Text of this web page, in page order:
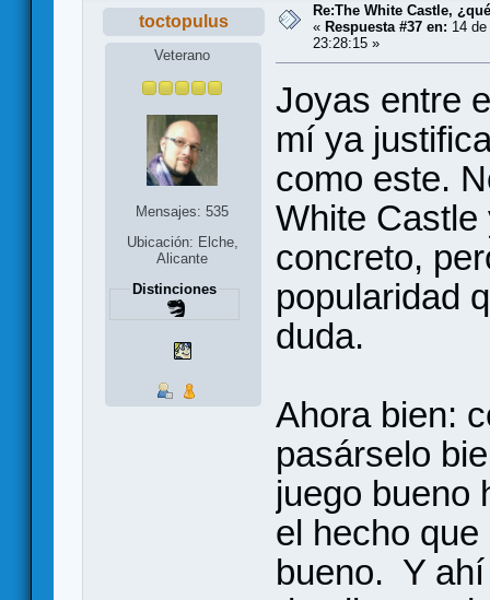
toctopulus
Veterano
Mensajes: 535
Ubicación: Elche,
Alicante
Distinciones
Re:The White Castle,
« Respuesta #37 en: 14
23:28:15 »
Joyas entre
mí ya
como este.
White Castle
concreto,
popularidad
duda.
Ahora bien:
pasárselo
juego bueno
el hecho
bueno. Y